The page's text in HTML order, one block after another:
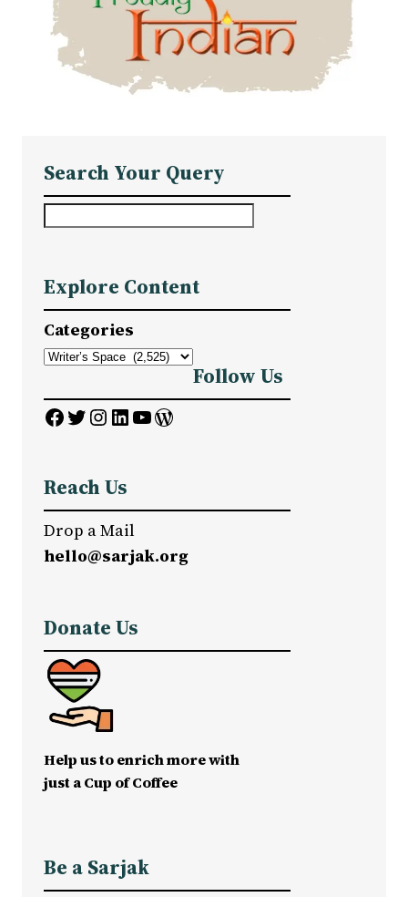
Search Your Query
r
c
h
Explore Content
Categories
Follow Us
Facebook Twitter InstagramLinkedIn YouTube WordPress
Reach Us
Drop a Mail
hello@sarjak.org
Donate Us
Help us to enrich more with
just a Cup of Coffee
Be a Sarjak